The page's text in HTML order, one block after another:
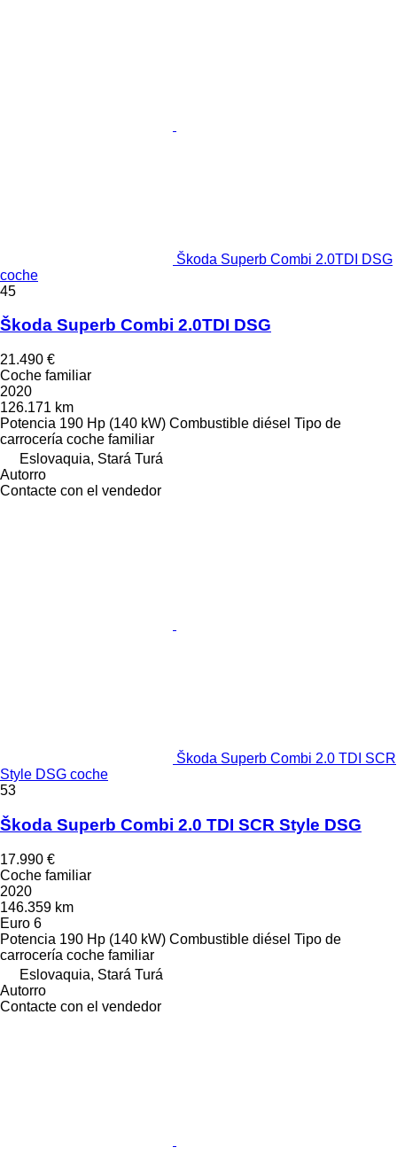
Škoda Superb Combi 2.0TDI DSG
coche
45
Škoda Superb Combi 2.0TDI DSG
21.490 €
Coche familiar
2020
126.171 km
Potencia 190 Hp (140 kW) Combustible diésel Tipo de
carrocería coche familiar
Eslovaquia, Stará Turá
Autorro
Contacte con el vendedor
Škoda Superb Combi 2.0 TDI SCR
Style DSG coche
53
Škoda Superb Combi 2.0 TDI SCR Style DSG
17.990 €
Coche familiar
2020
146.359 km
Euro 6
Potencia 190 Hp (140 kW) Combustible diésel Tipo de
carrocería coche familiar
Eslovaquia, Stará Turá
Autorro
Contacte con el vendedor